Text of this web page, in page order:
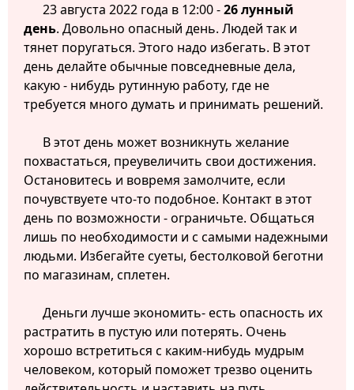
23 августа 2022 года в 12:00 -26 лунный
день. Довольно опасный день. Людей так и
тянет поругаться. Этого надо избегать. В этот
день делайте обычные повседневные дела,
какую - нибудь рутинную работу, где не
требуется много думать и принимать решений.
В этот день может возникнуть желание
похвастаться, преувеличить свои достижения.
Остановитесь и вовремя замолчите, если
почувствуете что-то подобное. Контакт в этот
день по возможности - ограничьте. Общаться
лишь по необходимости и с самыми надежными
людьми. Избегайте суеты, бестолковой беготни
по магазинам, сплетен.
Деньги лучше экономить- есть опасность их
растратить в пустую или потерять. Очень
хорошо встретиться с каким-нибудь мудрым
человеком, который поможет трезво оценить